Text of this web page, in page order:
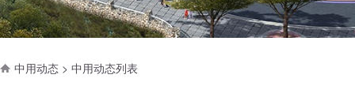
中用动态 > 中用动态列表